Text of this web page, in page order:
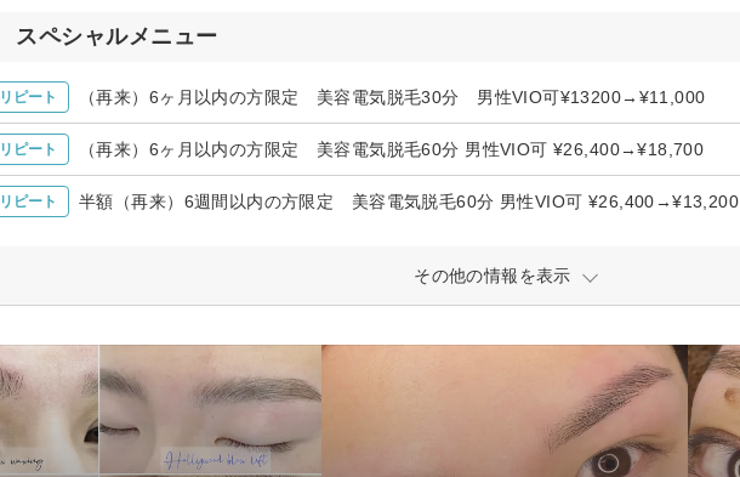
スペシャルメニュー
リピート （再来）6ヶ月以内の方限定 美容電気脱毛30分 男性VIO可¥13200→¥11,000
リピート （再来）6ヶ月以内の方限定 美容電気脱毛60分 男性VIO可 ¥26,400→¥18,700
リピート 半額（再来）6週間以内の方限定 美容電気脱毛60分 男性VIO可 ¥26,400→¥13,200
その他の情報を表示